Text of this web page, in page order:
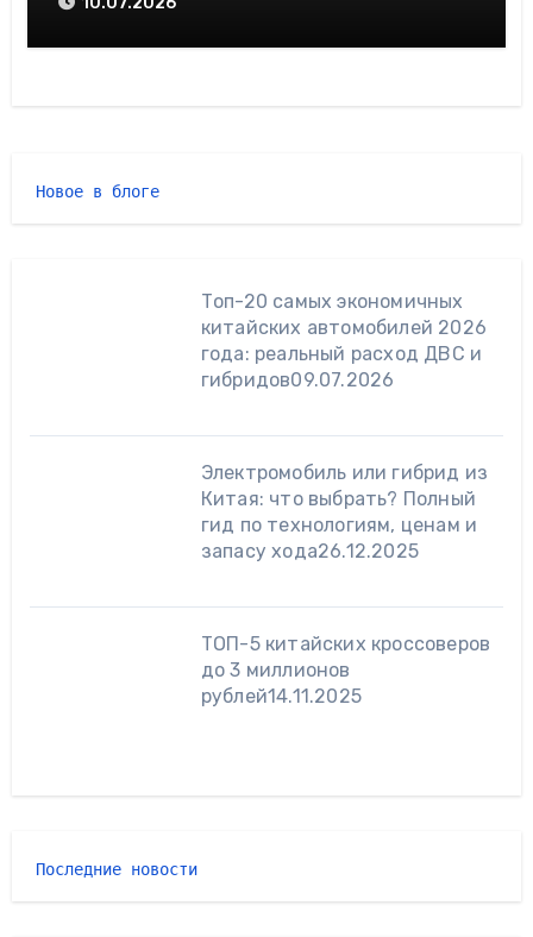
Новое в блоге
Топ-20 самых экономичных
китайских автомобилей 2026
года: реальный расход ДВС и
гибридов09.07.2026
Электромобиль или гибрид из
Китая: что выбрать? Полный
гид по технологиям, ценам и
запасу хода26.12.2025
ТОП-5 китайских кроссоверов
до 3 миллионов
рублей14.11.2025
Последние новости